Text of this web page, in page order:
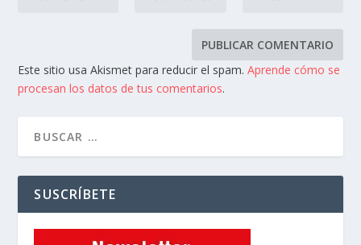
Este sitio usa Akismet para reducir el spam.Aprende cómo se
procesan los datos de tus comentarios.
SUSCRÍBETE